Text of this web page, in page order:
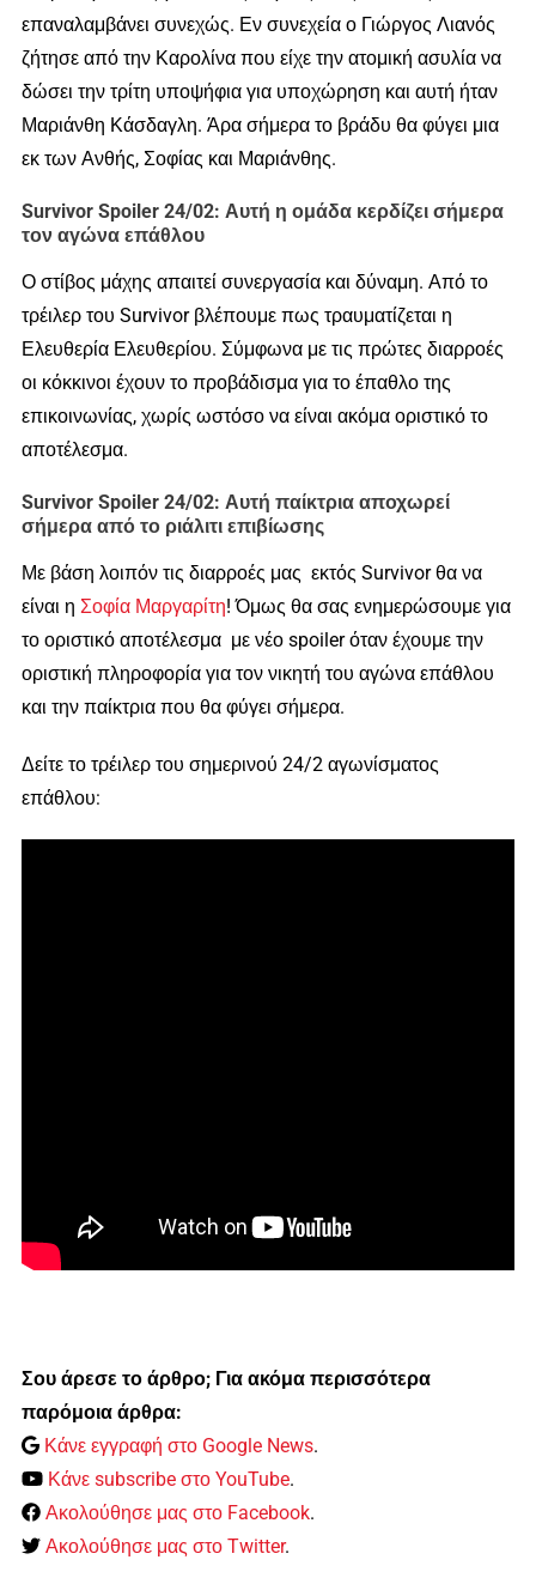
επαναλαμβάνει συνεχώς. Εν συνεχεία ο Γιώργος Λιανός
ζήτησε από την Καρολίνα που είχε την ατομική ασυλία να
δώσει την τρίτη υποψήφια για υποχώρηση και αυτή ήταν
Μαριάνθη Κάσδαγλη. Άρα σήμερα το βράδυ θα φύγει μια
εκ των Ανθής, Σοφίας και Μαριάνθης.
Survivor Spoiler 24/02: Αυτή η ομάδα κερδίζει σήμερα
τον αγώνα επάθλου
Ο στίβος μάχης απαιτεί συνεργασία και δύναμη. Από το
τρέιλερ του Survivor βλέπουμε πως τραυματίζεται η
Ελευθερία Ελευθερίου. Σύμφωνα με τις πρώτες διαρροές
οι κόκκινοι έχουν το προβάδισμα για το έπαθλο της
επικοινωνίας, χωρίς ωστόσο να είναι ακόμα οριστικό το
αποτέλεσμα.
Survivor Spoiler 24/02: Αυτή παίκτρια αποχωρεί
σήμερα από το ριάλιτι επιβίωσης
Με βάση λοιπόν τις διαρροές μας εκτός Survivor θα να
είναι η Σοφία Μαργαρίτη! Όμως θα σας ενημερώσουμε για
το οριστικό αποτέλεσμα με νέο spoiler όταν έχουμε την
οριστική πληροφορία για τον νικητή του αγώνα επάθλου
και την παίκτρια που θα φύγει σήμερα.
Δείτε το τρέιλερ του σημερινού 24/2 αγωνίσματος
επάθλου:
Σου άρεσε το άρθρο; Για ακόμα περισσότερα
παρόμοια άρθρα:
Κάνε εγγραφή στο Google News.
Κάνε subscribe στο YouTube.
Ακολούθησε μας στο Facebook.
Ακολούθησε μας στο Twitter.